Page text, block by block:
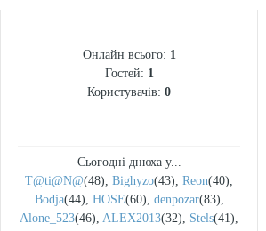
Онлайн всього: 1
Гостей: 1
Користувачів: 0
Сьогодні днюха у...
T@ti@N@(48), Bighyzo(43), Reon(40),
Bodja(44), HOSE(60), denpozar(83),
Alone_523(46), ALEX2013(32), Stels(41),